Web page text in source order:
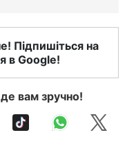
Підпишіться на
в Google!
вам зручно!